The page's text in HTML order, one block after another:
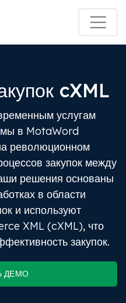
cXML
услугам
мы в MotaWord
революционном
закупок между
решения основаны
в области
и используют
XML (cXML), что
закупок.
ДЕМО